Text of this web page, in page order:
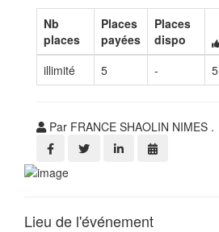
Nb
places
Places
payées
Places
dispo
illimité
5 - 5
Par FRANCE SHAOLIN NIMES .
Lieu de l'événement